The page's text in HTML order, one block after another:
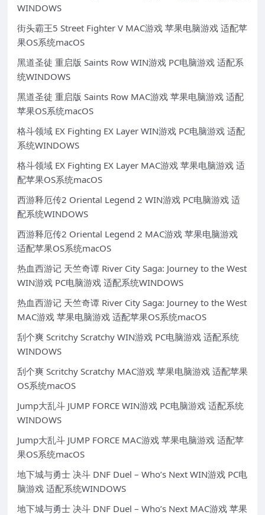
WINDOWS
街头霸王5 Street Fighter V MAC游戏 苹果电脑游戏 适配苹
果OS系统macOS
黑道圣徒 重启版 Saints Row WIN游戏 PC电脑游戏 适配系
统WINDOWS
黑道圣徒 重启版 Saints Row MAC游戏 苹果电脑游戏 适配
苹果OS系统macOS
格斗领域 EX Fighting EX Layer WIN游戏 PC电脑游戏 适配
系统WINDOWS
格斗领域 EX Fighting EX Layer MAC游戏 苹果电脑游戏 适
配苹果OS系统macOS
西游释厄传2 Oriental Legend 2 WIN游戏 PC电脑游戏 适
配系统WINDOWS
西游释厄传2 Oriental Legend 2 MAC游戏 苹果电脑游戏
适配苹果OS系统macOS
热血西游记 天竺奇谭 River City Saga: Journey to the West
WIN游戏 PC电脑游戏 适配系统WINDOWS
热血西游记 天竺奇谭 River City Saga: Journey to the West
MAC游戏 苹果电脑游戏 适配苹果OS系统macOS
刮个爽 Scritchy Scratchy WIN游戏 PC电脑游戏 适配系统
WINDOWS
刮个爽 Scritchy Scratchy MAC游戏 苹果电脑游戏 适配苹果
OS系统macOS
Jump大乱斗 JUMP FORCE WIN游戏 PC电脑游戏 适配系统
WINDOWS
Jump大乱斗 JUMP FORCE MAC游戏 苹果电脑游戏 适配苹
果OS系统macOS
地下城与勇士 决斗 DNF Duel – Who’s Next WIN游戏 PC电
脑游戏 适配系统WINDOWS
地下城与勇士 决斗 DNF Duel – Who’s Next MAC游戏 苹果